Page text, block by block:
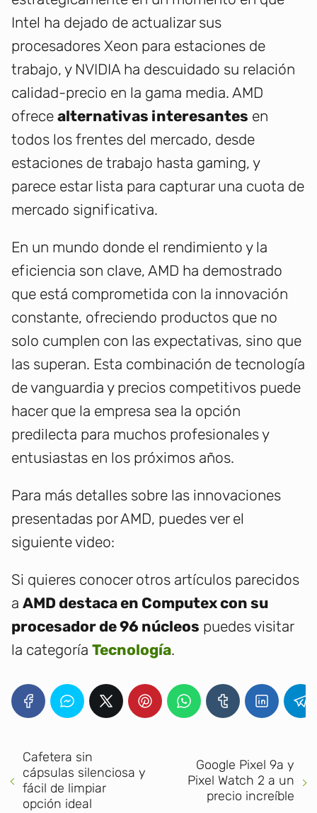
Intel ha dejado de actualizar sus
procesadores Xeon para estaciones de
trabajo, y NVIDIA ha descuidado su relación
calidad-precio en la gama media. AMD
ofrece alternativas interesantes en
todos los frentes del mercado, desde
estaciones de trabajo hasta gaming, y
parece estar lista para capturar una cuota de
mercado significativa.
En un mundo donde el rendimiento y la
eficiencia son clave, AMD ha demostrado
que está comprometida con la innovación
constante, ofreciendo productos que no
solo cumplen con las expectativas, sino que
las superan. Esta combinación de tecnología
de vanguardia y precios competitivos puede
hacer que la empresa sea la opción
predilecta para muchos profesionales y
entusiastas en los próximos años.
Para más detalles sobre las innovaciones
presentadas por AMD, puedes ver el
siguiente video:
Si quieres conocer otros artículos parecidos
a AMD destaca en Computex con su
procesador de 96 núcleos puedes visitar
la categoría Tecnología.
Cafetera sin
cápsulas silenciosa y
fácil de limpiar
opción ideal
Google Pixel 9a y
Pixel Watch 2 a un
precio increíble